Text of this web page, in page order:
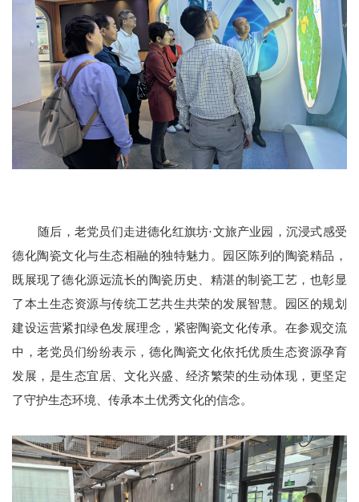
随后，老党员们走进德化红旗坊·文旅产业园，沉浸式感受
德化陶瓷文化与生态相融的独特魅力。园区陈列的陶瓷精品，
既展现了德化源远流长的陶瓷历史、精湛的制瓷工艺，也彰显
了本土生态资源与传统工艺共生共荣的发展智慧。园区的规划
建设运营紧扣绿色发展理念，紧密陶瓷文化传承。在参观交流
中，老党员们纷纷表示，德化陶瓷文化依托优质生态资源孕育
发展，是生态宜居、文化兴盛、经济繁荣的生动体现，更坚定
了守护生态环境、传承本土优秀文化的信念。